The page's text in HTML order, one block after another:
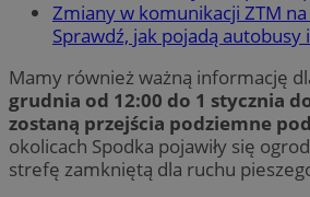
Zmiany w komunikacji ZTM
Sprawdź, jak pojadą autobusy
Mamy również ważną informację
grudnia od 12:00 do 1 stycznia
zostaną przejścia podziemne
okolicach Spodka pojawiły się
strefę zamkniętą dla ruchu